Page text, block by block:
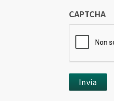
CAPTCHA